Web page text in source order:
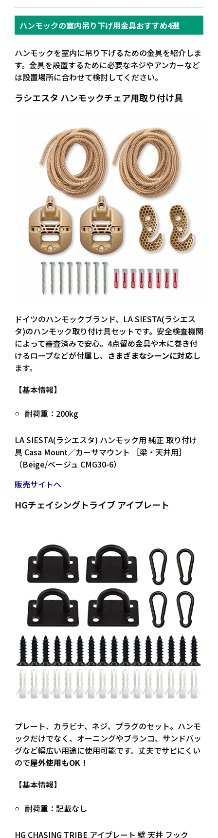
ハンモックの室内吊り下げ用金具おすすめ4選
ハンモックを室内に吊り下げるための金具を紹介しま
す。金具を設置するために必要なネジやアンカーなど
は設置場所に合わせて検討してください。
ラシエスタ ハンモックチェア用取り付け具
ドイツのハンモックブランド、 LA SIESTA(ラシエス
タ)のハンモック取り付け具セットです。安全検査機関
によって審査済みで安心。4点留め金具や木に巻き付
けるロープなどが付属し、 さまざまなシーンに対応し
ます。
【基本情報】
耐荷重：200kg
LA SIESTA(ラシエスタ) ハンモック用 純正 取り付け
具 Casa Mount／カーサマウント ［梁・天井用］
（Beige/ベージュ CMG30-6）
販売サイトへ
HGチェイシングトライブ アイプレート
プレート、カラビナ、ネジ、プラグのセット。ハンモ
ックだけでなく、オーニングやブランコ、サンドバッ
グなど幅広い用途に使用可能です。丈夫でサビにくい
ので屋外使用もOK！
【基本情報】
耐荷重：記載なし
HG CHASING TRIBE アイプレート 壁 天井 フック